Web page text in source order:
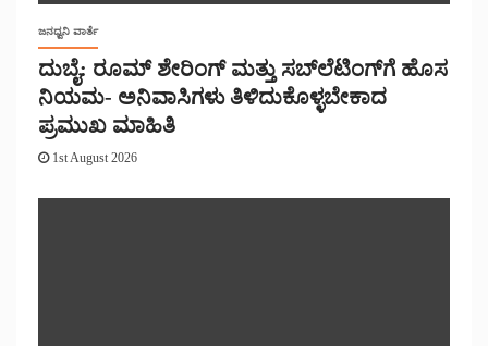
ಜನಧ್ವನಿ ವಾರ್ತೆ
ದುಬೈ: ರೂಮ್ ಶೇರಿಂಗ್ ಮತ್ತು ಸಬ್‌ಲೆಟಿಂಗ್‌ಗೆ ಹೊಸ
ನಿಯಮ- ಅನಿವಾಸಿಗಳು ತಿಳಿದುಕೊಳ್ಳಬೇಕಾದ
ಪ್ರಮುಖ ಮಾಹಿತಿ
1st August 2026